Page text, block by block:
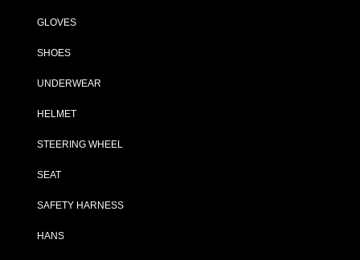
GLOVES
SHOES
UNDERWEAR
HELMET
STEERING WHEEL
SEAT
SAFETY HARNESS
HANS